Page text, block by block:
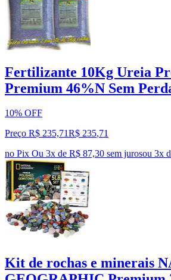
Fertilizante 10Kg Ureia
Premium 46%N Sem
10% OFF
Preço R$ 235,71R$ 235,71
no Pix Ou 3x de R$ 87,30 sem jurosou 3x
Kit de rochas e minerais